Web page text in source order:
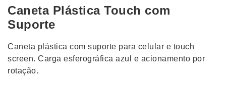
Caneta Plástica Touch com
Suporte
Caneta plástica com suporte para celular e touch
screen. Carga esferográfica azul e acionamento por
rotação.